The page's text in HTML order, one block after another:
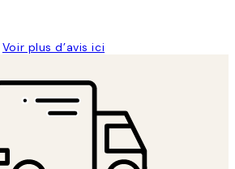
Voir plus d’avis ici